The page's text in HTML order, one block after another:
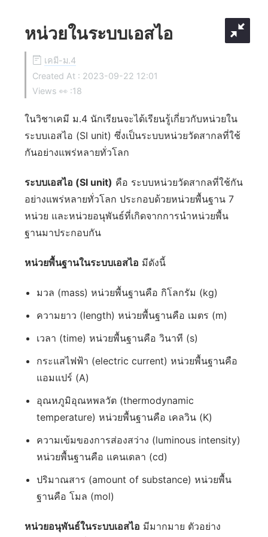
หน่วยในระบบเอสไอ
เคมี-ม.4
Created At : 2023-09-22 12:01
Views 👀 :18
ในวิชาเคมี ม.4 นักเรียนจะได้เรียนรู้เกี่ยวกับหน่วยใน
ระบบเอสไอ (SI unit) ซึ่งเป็นระบบหน่วยวัดสากลที่ใช้
กันอย่างแพร่หลายทั่วโลก
ระบบเอสไอ (SI unit) คือ ระบบหน่วยวัดสากลที่ใช้กัน
อย่างแพร่หลายทั่วโลก ประกอบด้วยหน่วยพื้นฐาน 7
หน่วย และหน่วยอนุพันธ์ที่เกิดจากการนำหน่วยพื้น
ฐานมาประกอบกัน
หน่วยพื้นฐานในระบบเอสไอ มีดังนี้
มวล (mass) หน่วยพื้นฐานคือ กิโลกรัม (kg)
ความยาว (length) หน่วยพื้นฐานคือ เมตร (m)
เวลา (time) หน่วยพื้นฐานคือ วินาที (s)
กระแสไฟฟ้า (electric current) หน่วยพื้นฐานคือ
แอมแปร์ (A)
อุณหภูมิอุณหพลวัต (thermodynamic
temperature) หน่วยพื้นฐานคือ เคลวิน (K)
ความเข้มของการส่องสว่าง (luminous intensity)
หน่วยพื้นฐานคือ แคนเดลา (cd)
ปริมาณสาร (amount of substance) หน่วยพื้น
ฐานคือ โมล (mol)
หน่วยอนุพันธ์ในระบบเอสไอ มีมากมาย ตัวอย่าง